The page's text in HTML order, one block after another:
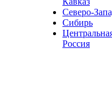
Северо-
Сибирь
Россия